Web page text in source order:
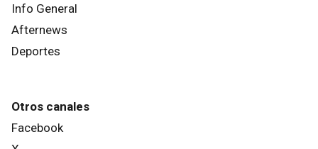
Info General
Afternews
Deportes
Otros canales
Facebook